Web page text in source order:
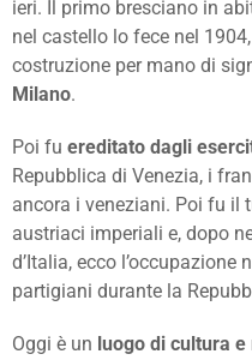
ieri. Il primo bresciano in
nel castello lo fece nel
costruzione per mano di
Milano.
Poi fu ereditato dagli
Repubblica di Venezia, i
ancora i veneziani. Poi fu il
austriaci imperiali e, dopo
d’Italia, ecco
partigiani durante la
Oggi è un luogo di cultura e